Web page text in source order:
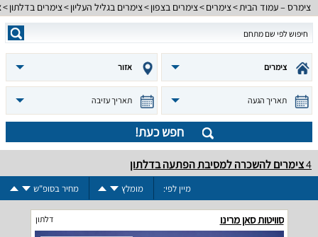
צימרס – עמוד הבית צימרים צימרים בצפון צימרים בגליל העליון צימרים בדלתון
צימרים אזור
תאריך הגעה תאריך עזיבה
חפש כעת!
4צימרים להשכרה למסיבת הפתעה בדלתון
מיין לפי: מומלץ מחיר בסופ"ש
סוויטות סאן מרינו דלתון